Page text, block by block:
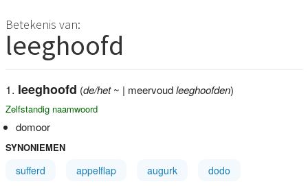
Betekenis van:
leeghoofd
leeghoofd (de/het~ | meervoudleeghoofden)
Zelfstandig naamwoord
domoor
SYNONIEMEN
sufferd appelflap augurk dodo